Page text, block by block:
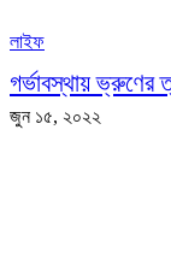
লাইফ
গর্ভাবস্থায় ভ্রুণের
জুন ১৫, ২০২২